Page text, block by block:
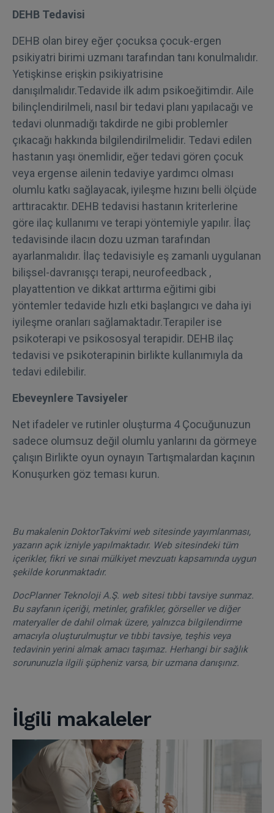
DEHB Tedavisi
DEHB olan birey eğer çocuksa çocuk-ergen
psikiyatri birimi uzmanı tarafından tanı konulmalıdır.
Yetişkinse erişkin psikiyatrisine
danışılmalıdır.Tedavide ilk adım psikoeğitimdir. Aile
bilinçlendirilmeli, nasıl bir tedavi planı yapılacağı ve
tedavi olunmadığı takdirde ne gibi problemler
çıkacağı hakkında bilgilendirilmelidir. Tedavi edilen
hastanın yaşı önemlidir, eğer tedavi gören çocuk
veya ergense ailenin tedaviye yardımcı olması
olumlu katkı sağlayacak, iyileşme hızını belli ölçüde
arttıracaktır. DEHB tedavisi hastanın kriterlerine
göre ilaç kullanımı ve terapi yöntemiyle yapılır. İlaç
tedavisinde ilacın dozu uzman tarafından
ayarlanmalıdır. İlaç tedavisiyle eş zamanlı uygulanan
bilişsel-davranışçı terapi, neurofeedback ,
playattention ve dikkat arttırma eğitimi gibi
yöntemler tedavide hızlı etki başlangıcı ve daha iyi
iyileşme oranları sağlamaktadır.Terapiler ise
psikoterapi ve psikososyal terapidir. DEHB ilaç
tedavisi ve psikoterapinin birlikte kullanımıyla da
tedavi edilebilir.
Ebeveynlere Tavsiyeler
Net ifadeler ve rutinler oluşturma 4 Çocuğunuzun
sadece olumsuz değil olumlu yanlarını da görmeye
çalışın Birlikte oyun oynayın Tartışmalardan kaçının
Konuşurken göz teması kurun.
Bu makalenin DoktorTakvimi web sitesinde yayımlanması,
yazarın açık izniyle yapılmaktadır. Web sitesindeki tüm
içerikler, fikri ve sınai mülkiyet mevzuatı kapsamında uygun
şekilde korunmaktadır.
DocPlanner Teknoloji A.Ş. web sitesi tıbbi tavsiye sunmaz.
Bu sayfanın içeriği, metinler, grafikler, görseller ve diğer
materyaller de dahil olmak üzere, yalnızca bilgilendirme
amacıyla oluşturulmuştur ve tıbbi tavsiye, teşhis veya
tedavinin yerini almak amacı taşımaz. Herhangi bir sağlık
sorununuzla ilgili şüpheniz varsa, bir uzmana danışınız.
İlgili makaleler